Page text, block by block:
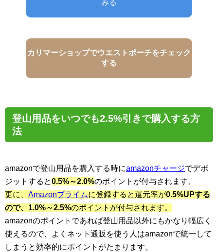
みる
カリマーショップでウエストポーチをチェック
する
登山用品をいつでも2.5%引きで購入する方
法
amazonで登山用品を購入する時にamazonチャージでデポ
ジットすると0.5%～2.0%のポイントが付与されます。
更に、 Amazonプライムに登録すると還元率が0.5%UPする
ので、1.0%～2.5%のポイントが付与されます。
amazonのポイントであれば登山用品以外にもかなり幅広く
使えるので、よくネット通販を使う人はamazonで統一して
しまうと効率的にポイントがたまります。